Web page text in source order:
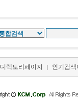
디렉토리페이지 | 인기검색